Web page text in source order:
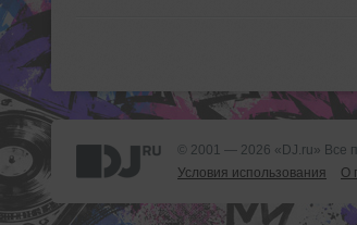
© 2001 — 2026 «DJ.ru» Все
Условия использования
О